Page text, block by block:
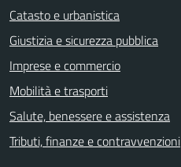
Catasto e urbanistica
Giustizia e sicurezza pubblica
Imprese e commercio
Mobilità e trasporti
Salute, benessere e assistenza
Tributi, finanze e contravvenzioni